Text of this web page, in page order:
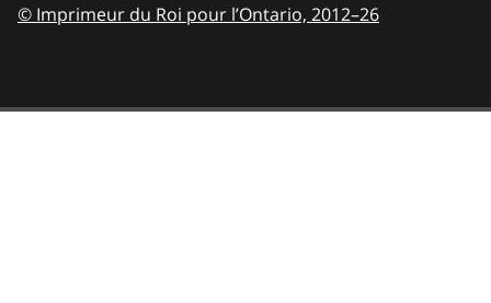
© Imprimeur du Roi pour l’Ontario, 2012–26